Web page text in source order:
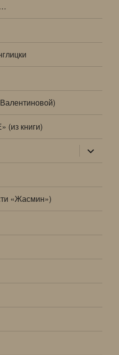
книги)
раскрыть
дочернее
меню
«Жасмин»)